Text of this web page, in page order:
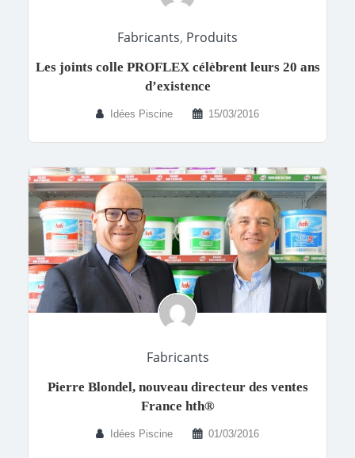
Fabricants, Produits
Les joints colle PROFLEX célèbrent leurs 20 ans
d’existence
Idées Piscine 15/03/2016
Fabricants
Pierre Blondel, nouveau directeur des ventes
France hth®
Idées Piscine 01/03/2016